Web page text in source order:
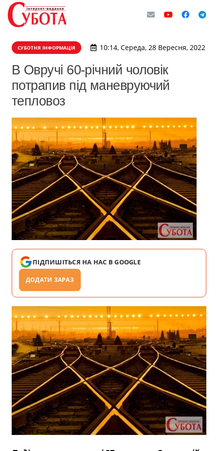
СУБОТНЯ ІНФОРМАЦІЯ 10:14, Середа, 28 Вересня, 2022
В Овручі 60-річний чоловік
потрапив під маневруючий
тепловоз
ПІДПИШІТЬСЯ НА НАС В GOOGLE
ДОДАТИ ЗАРАЗ